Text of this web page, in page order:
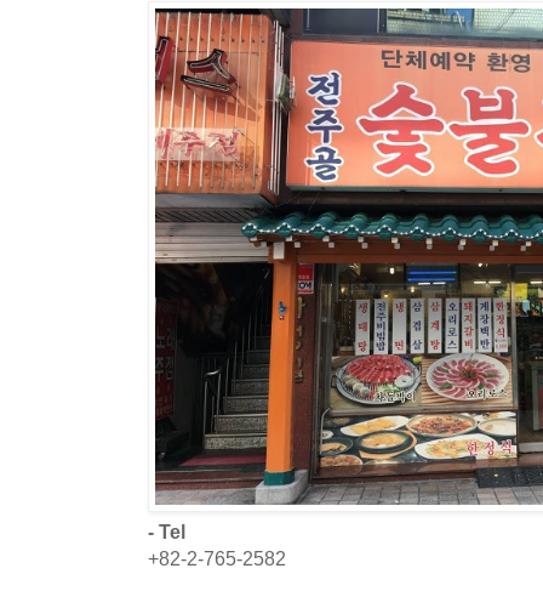
- Tel
+82-2-765-2582